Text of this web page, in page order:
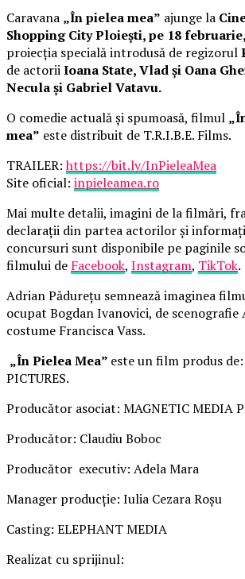
Caravana „În pielea mea” ajunge la
Shopping City Ploiești, pe 18 februarie,
proiecția specială introdusă de regizorul
de actoriiIoana State, Vlad și Oana
Necula și Gabriel Vatavu.
O comedie actuală și spumoasă, filmul
mea” este distribuit de T.R.I.B.E. Films.
TRAILER:https://bit.ly/InPieleaMea
Site oficial: inpieleamea.ro
Mai multe detalii, imagini de la filmări,
declarații din partea actorilor și
concursuri sunt disponibile pe paginile
filmului de Facebook, Instagram, TikTok.
Adrian Pădurețu semnează imaginea
ocupat Bogdan Ivanovici, de scenografie
costume Francisca Vass.
„În Pielea Mea” este un film produs
PICTURES.
Producător asociat: MAGNETIC MEDIA
Producător: Claudiu Boboc
Producător executiv: Adela Mara
Manager producție: Iulia Cezara Roșu
Casting: ELEPHANT MEDIA
Realizat cu sprijinul: